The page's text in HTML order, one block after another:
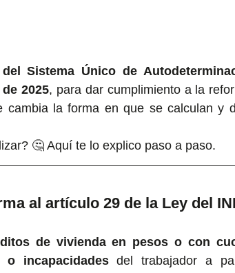
Sistema Único de
2025, para dar cumplimiento a la
cambia la forma en que se calculan y
🤔 Aquí te lo explico paso a paso.
al artículo 29 de la Ley del
de vivienda en pesos o con
incapacidades del trabajador a